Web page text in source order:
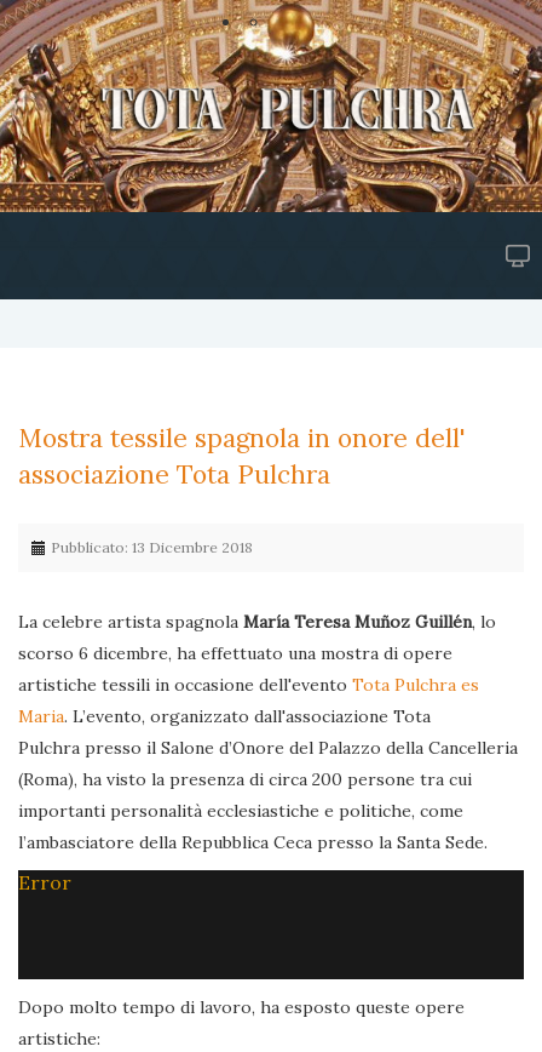
Mostra tessile spagnola in onore dell'
associazione Tota Pulchra
Pubblicato: 13 Dicembre 2018
La celebre artista spagnola María Teresa Muñoz Guillén, lo
scorso 6 dicembre, ha effettuato una mostra di opere
artistiche tessili in occasione dell'evento Tota Pulchra es
Maria. L’evento, organizzato dall'associazione Tota
Pulchra presso il Salone d’Onore del Palazzo della Cancelleria
(Roma), ha visto la presenza di circa 200 persone tra cui
importanti personalità ecclesiastiche e politiche, come
l’ambasciatore della Repubblica Ceca presso la Santa Sede.
Error
Dopo molto tempo di lavoro, ha esposto queste opere
artistiche: